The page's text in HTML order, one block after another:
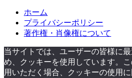
ホーム
プライバシーポリシー
著作権・肖像権について
当サイトでは、ユーザーの皆様に
め、クッキーを使用しています。
用いただく場合、クッキーの使用